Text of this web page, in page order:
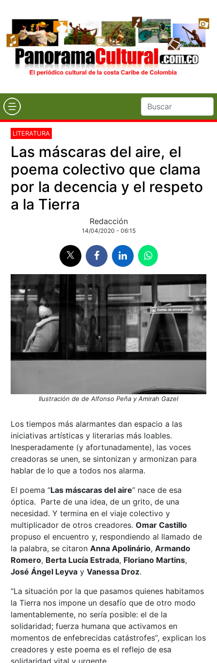
LITERATURA
Las máscaras del aire, el
poema colectivo que clama
por la decencia y el respeto
a la Tierra
Redacción
14/04/2020 - 06:15
Ilustración de de Alfonso Peña y Amirah Gazel
Los tiempos más alarmantes dan espacio a las
iniciativas artísticas y literarias más loables.
Inesperadamente (y afortunadamente), las voces
creadoras se unen, se sintonizan y armonizan para
hablar de lo que a todos nos alarma.
El poema “Las máscaras del aire” nace de esa
óptica. Parte de una idea, de un grito, de una
necesidad. Y termina en el viaje colectivo y
multiplicador de otros creadores.Omar Castillo
propuso el encuentro y, respondiendo al llamado de
la palabra, se citaronAnna Apolinário,Armando
Romero, Berta Lucía Estrada, Floriano Martins,
José Ángel Leyva yVanessa Droz.
“La situación por laque pasamos quienes habitamos
la Tierra nos impone un desafío que de otro modo
lamentablemente, no sería posible: el de la
solidaridad; fuerza humana que activamos en
momentos de enfebrecidas catástrofes”,explican los
creadores y este poema es el reflejo de esa